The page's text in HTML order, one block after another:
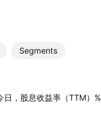
Segments
，股息收益率（TTM）%